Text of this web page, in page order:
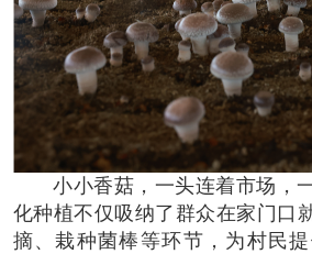
小小香菇，一头连着市场，
化种植不仅吸纳了群众在家门口
摘、栽种菌棒等环节，为村民